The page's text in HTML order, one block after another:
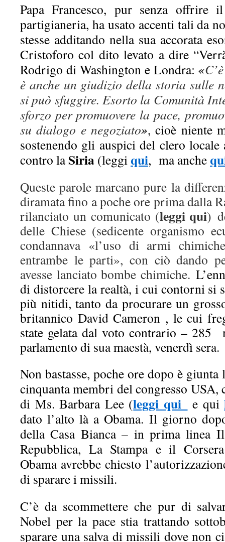
Papa Francesco, pur senza offrire
partigianeria, ha usato accenti tali da
stesse additando nella sua accorata
Cristoforo col dito levato a dire
Rodrigo di Washington e Londra: «
è anche un giudizio della storia sulle
si può sfuggire. Esorto la Comunità
sforzo per promuovere la pace,
su dialogo e negoziato», cioè niente
sostenendo gli auspici del clero locale
contro laSiria (leggiqui, ma anche
Queste parole marcano pure la
diramata fino a poche ore prima dalla
rilanciato un comunicato (leggi qui)
delle Chiese (sedicente organismo
condannava «l’uso di armi
entrambe le parti», con ciò dando
avesse lanciato bombe chimiche.
di distorcere la realtà, i cui contorni si
più nitidi, tanto da procurare un
britannico David Cameron , le cui
state gelata dal voto contrario – 285
parlamento di sua maestà, venerdì sera.
Non bastasse, poche ore dopo è
cinquanta membri del congresso
di Ms. Barbara Lee (leggi qui e qui
dato l’alto là a Obama. Il giorno
della Casa Bianca – in prima linea
Repubblica, La Stampa e il
Obama avrebbe chiesto
di sparare i missili.
C’è da scommettere che pur di
Nobel per la pace stia trattando
sparare una salva di missili dove non